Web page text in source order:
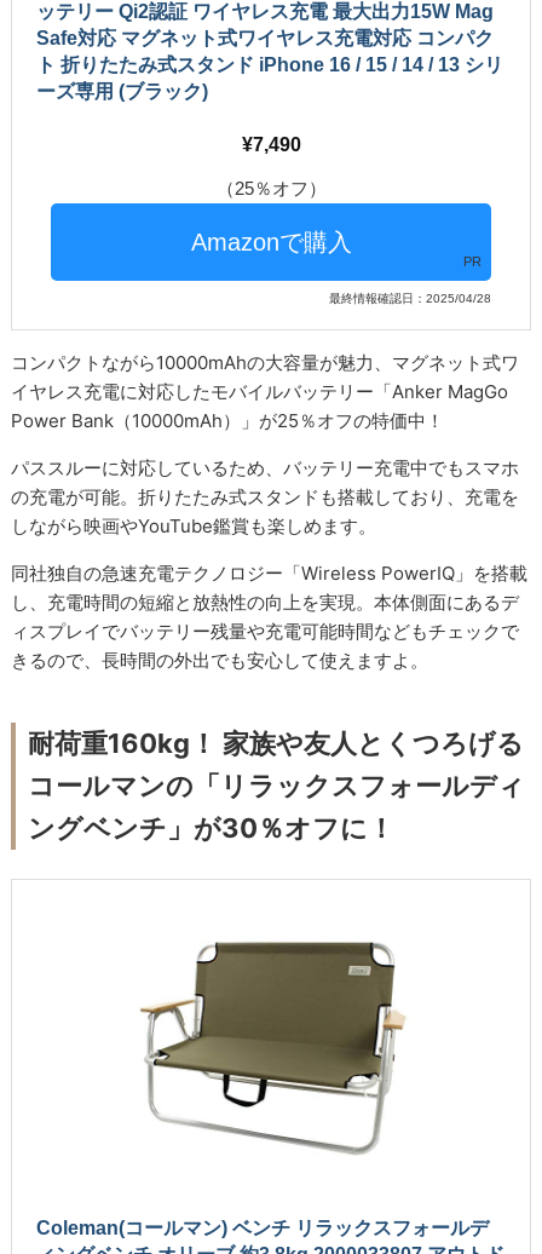
ッテリー Qi2認証 ワイヤレス充電 最大出力15W Mag
Safe対応 マグネット式ワイヤレス充電対応 コンパク
ト 折りたたみ式スタンド iPhone 16 / 15 / 14 / 13 シリ
ーズ専用 (ブラック)
7,490
（25％オフ）
PR
最終情報確認日：2025/04/28
コンパクトながら10000mAhの大容量が魅力、マグネット式ワ
イヤレス充電に対応したモバイルバッテリー「Anker MagGo
Power Bank（10000mAh）」が25％オフの特価中！
パススルーに対応しているため、バッテリー充電中でもスマホ
の充電が可能。折りたたみ式スタンドも搭載しており、充電を
しながら映画やYouTube鑑賞も楽しめます。
同社独自の急速充電テクノロジー「Wireless PowerIQ」を搭載
し、充電時間の短縮と放熱性の向上を実現。本体側面にあるデ
ィスプレイでバッテリー残量や充電可能時間などもチェックで
きるので、長時間の外出でも安心して使えますよ。
耐荷重160kg！ 家族や友人とくつろげる
コールマンの「リラックスフォールディ
ングベンチ」が30％オフに！
Coleman(コールマン) ベンチ リラックスフォールデ